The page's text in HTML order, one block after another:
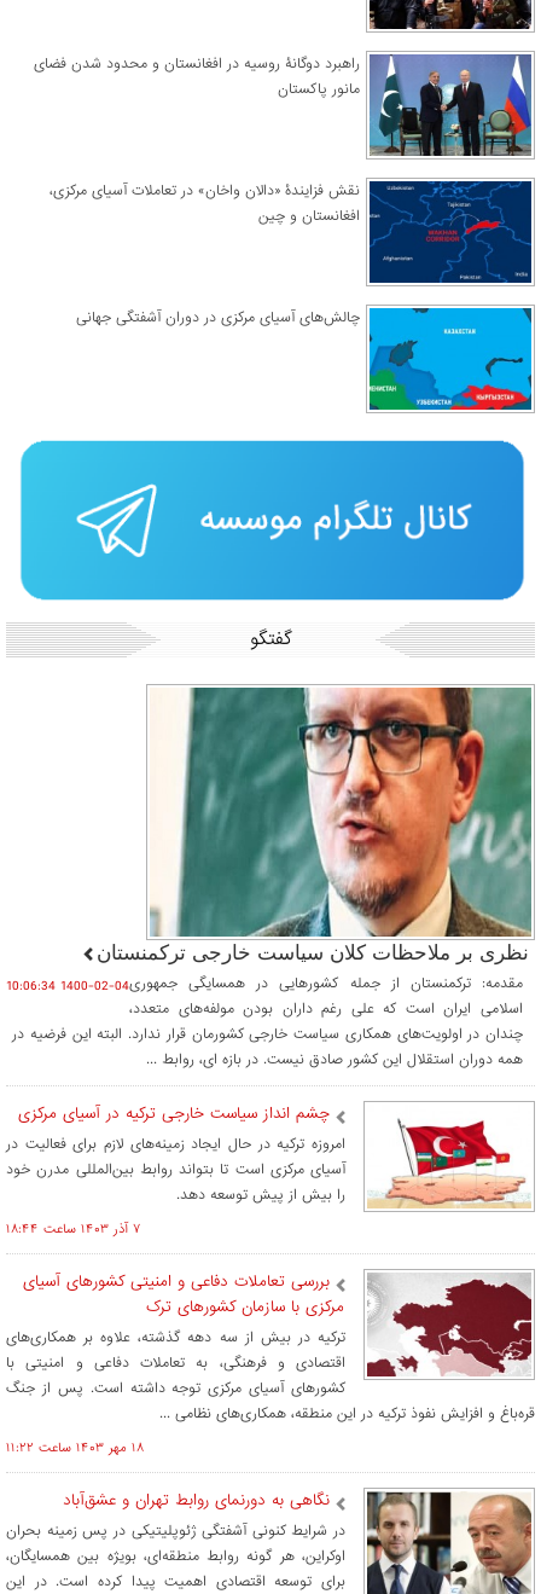
راهبرد دوگانۀ روسیه در افغانستان و محدود شدن فضای
مانور پاکستان
نقش فزایندۀ «دالان واخان» در تعاملات آسیای مرکزی،
افغانستان و چین
چالش‌های آسیای مرکزی در دوران آشفتگی جهانی
گفتگو
نظری بر ملاحظات کلان سیاست خارجی ترکمنستان
1400-02-04 10:06:34مقدمه: ترکمنستان از جمله کشورهایی در همسایگی جمهوری
اسلامی ایران است که علی رغم داران بودن مولفه‌های متعدد،
چندان در اولویت‌های همکاری سیاست خارجی کشورمان قرار ندارد. البته این فرضیه در
همه دوران استقلال این کشور صادق نیست. در بازه ای، روابط ...
چشم‌ انداز سیاست خارجی ترکیه در آسیای مرکزی
امروزه ترکیه در حال ایجاد زمینه‌های لازم برای فعالیت در
آسیای مرکزی است تا بتواند روابط بین‌المللی مدرن خود
را بیش از پیش توسعه دهد.
۷ آذر ۱۴۰۳ ساعت ۱۸:۴۴
بررسی تعاملات دفاعی و امنیتی کشورهای آسیای
مرکزی با سازمان کشورهای ترک
ترکیه در بیش از سه دهه گذشته، علاوه بر همکاری‌های
اقتصادی و فرهنگی، به تعاملات دفاعی و امنیتی با
کشورهای آسیای مرکزی توجه داشته است. پس از جنگ
قره‌باغ و افزایش نفوذ ترکیه در این منطقه، همکاری‌های نظامی ...
۱۸ مهر ۱۴۰۳ ساعت ۱۱:۲۲
نگاهی به دورنمای روابط تهران و عشق‌آباد
در شرایط کنونی آشفتگی ژئوپلیتیکی در پس زمینه بحران
اوکراین، هر گونه روابط منطقه‌ای، بویژه بین همسایگان،
برای توسعه اقتصادی اهمیت پیدا کرده است. در این